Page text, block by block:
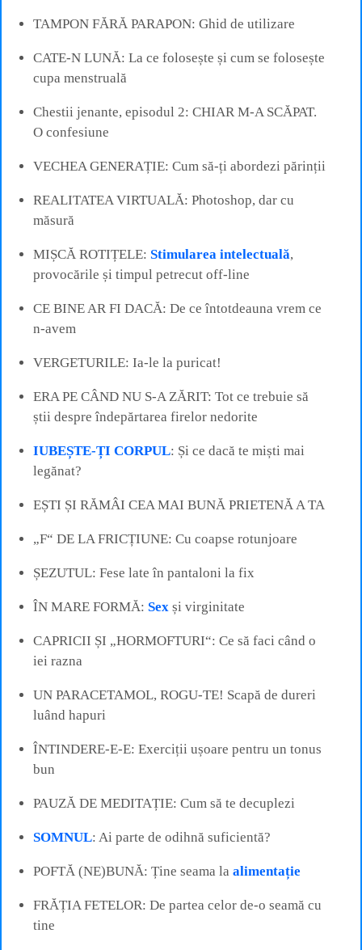
TAMPON FĂRĂ PARAPON: Ghid de utilizare
CATE-N LUNĂ: La ce folosește și cum se folosește
cupa menstruală
Chestii jenante, episodul 2: CHIAR M-A SCĂPAT.
O confesiune
VECHEA GENERAȚIE: Cum să-ți abordezi părinții
REALITATEA VIRTUALĂ: Photoshop, dar cu
măsură
MIȘCĂ ROTIȚELE: Stimularea intelectuală,
provocările și timpul petrecut off-line
CE BINE AR FI DACĂ: De ce întotdeauna vrem ce
n-avem
VERGETURILE: Ia-le la puricat!
ERA PE CÂND NU S-A ZĂRIT: Tot ce trebuie să
știi despre îndepărtarea firelor nedorite
IUBEȘTE-ȚI CORPUL: Și ce dacă te miști mai
legănat?
EȘTI ȘI RĂMÂI CEA MAI BUNĂ PRIETENĂ A TA
„F“ DE LA FRICȚIUNE: Cu coapse rotunjoare
ȘEZUTUL: Fese late în pantaloni la fix
ÎN MARE FORMĂ: Sex și virginitate
CAPRICII ȘI „HORMOFTURI“: Ce să faci când o
iei razna
UN PARACETAMOL, ROGU-TE! Scapă de dureri
luând hapuri
ÎNTINDERE-E-E: Exerciții ușoare pentru un tonus
bun
PAUZĂ DE MEDITAȚIE: Cum să te decuplezi
SOMNUL: Ai parte de odihnă suficientă?
POFTĂ (NE)BUNĂ: Ține seama la alimentație
FRĂȚIA FETELOR: De partea celor de-o seamă cu
tine